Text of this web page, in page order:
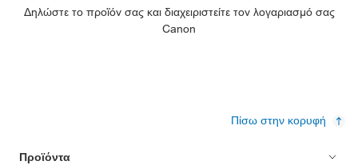
Δηλώστε το προϊόν σας και διαχειριστείτε τον λογαριασμό σας
Canon
Πίσω στην κορυφή
Προϊόντα